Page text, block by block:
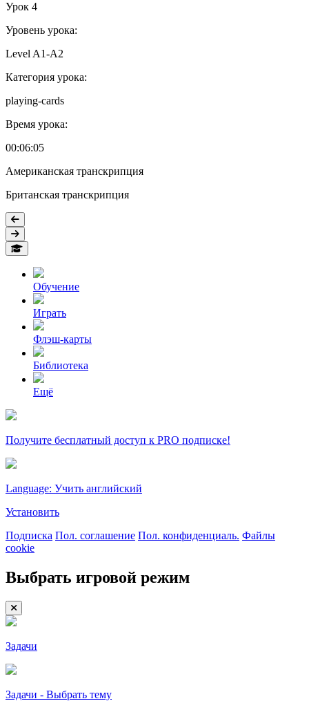
Урок 4
Уровень урока:
Level A1-A2
Категория урока:
playing-cards
Время урока:
00:06:05
Американская транскрипция
Британская транскрипция
Обучение
Играть
Флэш-карты
Библиотека
Ещё
Получите бесплатный доступ к PRO подписке!
Language: Учить английский
Установить
Подписка Пол. соглашение Пол. конфиденциаль. Файлы
cookie
Выбрать игровой режим
Задачи
Задачи - Выбрать тему